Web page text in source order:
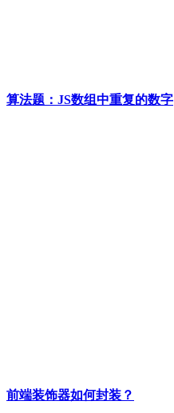
算法题：JS数组中重复的数字
前端装饰器如何封装？